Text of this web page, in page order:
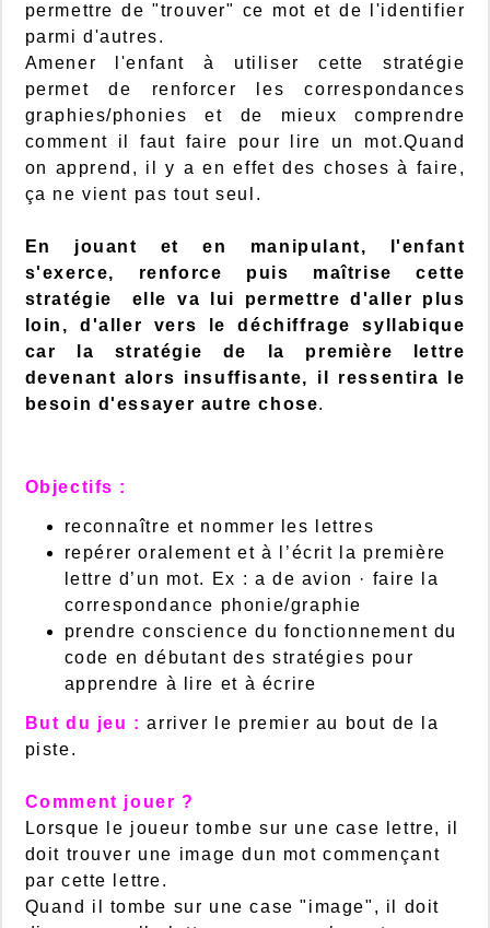
permettre de "trouver" ce mot et de l'identifier
parmi d'autres.
Amener l'enfant à utiliser cette stratégie
permet de renforcer les correspondances
graphies/phonies et de mieux comprendre
comment il faut faire pour lire un mot.Quand
on apprend, il y a en effet des choses à faire,
ça ne vient pas tout seul.
En jouant et en manipulant, l'enfant
s'exerce, renforce puis maîtrise cette
stratégie elle va lui permettre d'aller plus
loin, d'aller vers le déchiffrage syllabique
car la stratégie de la première lettre
devenant alors insuffisante, il ressentira le
besoin d'essayer autre chose.
Objectifs :
reconnaître et nommer les lettres
repérer oralement et à l’écrit la première
lettre d’un mot. Ex : a de avion · faire la
correspondance phonie/graphie
prendre conscience du fonctionnement du
code en débutant des stratégies pour
apprendre à lire et à écrire
But du jeu : arriver le premier au bout de la
piste.
Comment jouer ?
Lorsque le joueur tombe sur une case lettre, il
doit trouver une image dun mot commençant
par cette lettre.
Quand il tombe sur une case "image", il doit